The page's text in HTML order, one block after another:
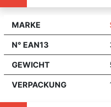
MARKE
N° EAN13
GEWICHT
VERPACKUNG